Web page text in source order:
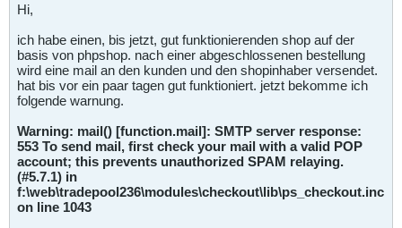
Hi,
ich habe einen, bis jetzt, gut funktionierenden shop auf der
basis von phpshop. nach einer abgeschlossenen bestellung
wird eine mail an den kunden und den shopinhaber versendet.
hat bis vor ein paar tagen gut funktioniert. jetzt bekomme ich
folgende warnung.
Warning: mail() [function.mail]: SMTP server response:
553 To send mail, first check your mail with a valid POP
account; this prevents unauthorized SPAM relaying.
(#5.7.1) in
f:\web\tradepool236\modules\checkout\lib\ps_checkout.inc
on line 1043